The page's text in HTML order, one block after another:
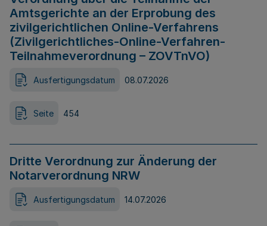
Amtsgerichte an der Erprobung des
zivilgerichtlichen Online-Verfahrens
(Zivilgerichtliches-Online-Verfahren-
Teilnahmeverordnung – ZOVTnVO)
Ausfertigungsdatum 08.07.2026
Seite 454
Dritte Verordnung zur Änderung der
Notarverordnung NRW
Ausfertigungsdatum 14.07.2026